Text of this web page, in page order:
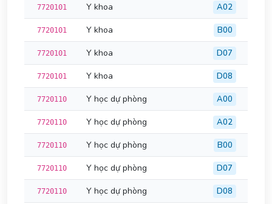
7720101 Y khoa A02
7720101 Y khoa B00
7720101 Y khoa D07
7720101 Y khoa D08
7720110 Y học dự phòng A00
7720110 Y học dự phòng A02
7720110 Y học dự phòng B00
7720110 Y học dự phòng D07
7720110 Y học dự phòng D08